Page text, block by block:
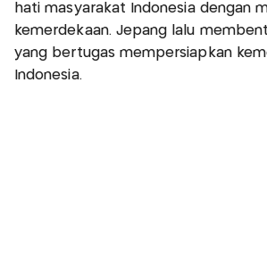
hati masyarakat Indonesia dengan
kemerdekaan. Jepang lalu
yang bertugas mempersiapkan
Indonesia.